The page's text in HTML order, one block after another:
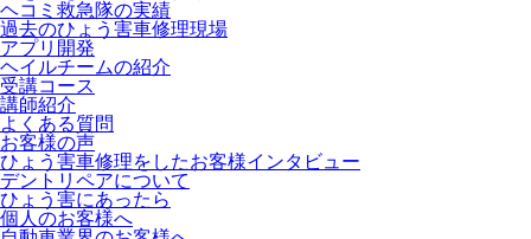
ヘコミ救急隊の実績
過去のひょう害車修理現場
アプリ開発
ヘイルチームの紹介
受講コース
講師紹介
よくある質問
お客様の声
ひょう害車修理をしたお客様インタビュー
デントリペアについて
ひょう害にあったら
個人のお客様へ